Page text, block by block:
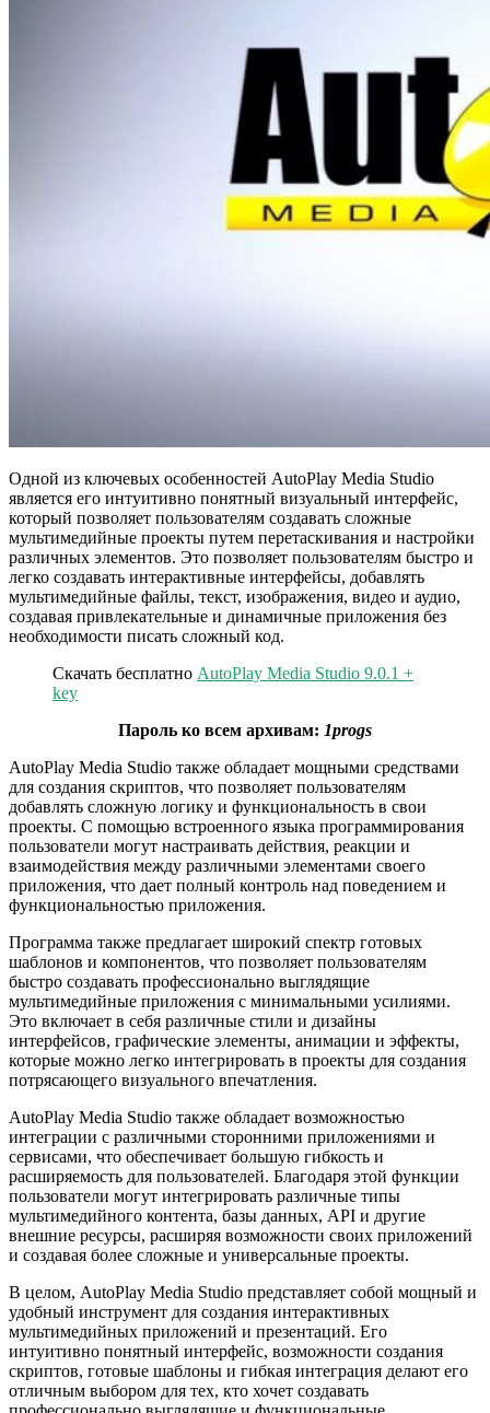
Одной из ключевых особенностей AutoPlay Media Studio
является его интуитивно понятный визуальный интерфейс,
который позволяет пользователям создавать сложные
мультимедийные проекты путем перетаскивания и настройки
различных элементов. Это позволяет пользователям быстро и
легко создавать интерактивные интерфейсы, добавлять
мультимедийные файлы, текст, изображения, видео и аудио,
создавая привлекательные и динамичные приложения без
необходимости писать сложный код.
Скачать бесплатно AutoPlay Media Studio 9.0.1 +
key
Пароль ко всем архивам: 1progs
AutoPlay Media Studio также обладает мощными средствами
для создания скриптов, что позволяет пользователям
добавлять сложную логику и функциональность в свои
проекты. С помощью встроенного языка программирования
пользователи могут настраивать действия, реакции и
взаимодействия между различными элементами своего
приложения, что дает полный контроль над поведением и
функциональностью приложения.
Программа также предлагает широкий спектр готовых
шаблонов и компонентов, что позволяет пользователям
быстро создавать профессионально выглядящие
мультимедийные приложения с минимальными усилиями.
Это включает в себя различные стили и дизайны
интерфейсов, графические элементы, анимации и эффекты,
которые можно легко интегрировать в проекты для создания
потрясающего визуального впечатления.
AutoPlay Media Studio также обладает возможностью
интеграции с различными сторонними приложениями и
сервисами, что обеспечивает большую гибкость и
расширяемость для пользователей. Благодаря этой функции
пользователи могут интегрировать различные типы
мультимедийного контента, базы данных, API и другие
внешние ресурсы, расширяя возможности своих приложений
и создавая более сложные и универсальные проекты.
В целом, AutoPlay Media Studio представляет собой мощный и
удобный инструмент для создания интерактивных
мультимедийных приложений и презентаций. Его
интуитивно понятный интерфейс, возможности создания
скриптов, готовые шаблоны и гибкая интеграция делают его
отличным выбором для тех, кто хочет создавать